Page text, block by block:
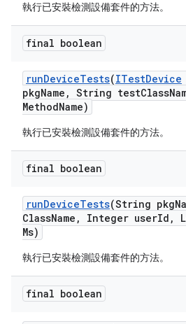
執行已安裝檢測設備套件的方法。
final boolean
runDeviceTests(ITestDevice
pkgName , String testClass
MethodName)
執行已安裝檢測設備套件的方法。
final boolean
runDeviceTests(String pkg
ClassName , Integer userId ,
Ms)
執行已安裝檢測設備套件的方法。
final boolean